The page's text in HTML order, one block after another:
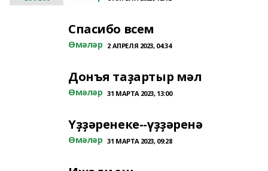
Спасибо всем
Өмәләр 2 АПРЕЛЯ 2023, 04:34
Донъя таҙартыр мәл
Өмәләр 31 МАРТА 2023, 13:00
Үҙҙәренеке--үҙҙәренә
Өмәләр 31 МАРТА 2023, 09:28